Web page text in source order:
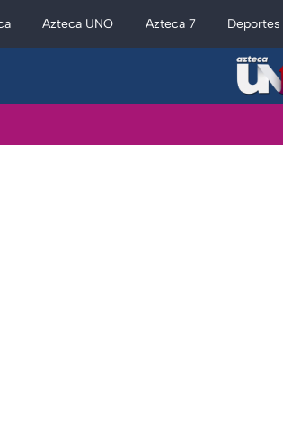
Azteca UNO Azteca 7 Deportes